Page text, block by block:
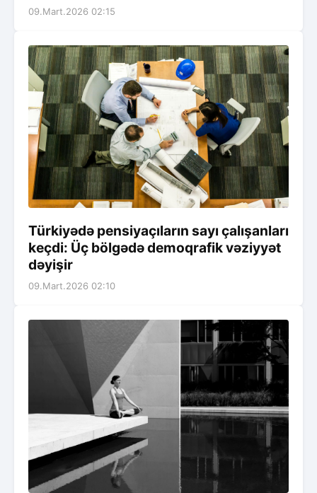
09.Mart.2026 02:15
Türkiyədə pensiyaçıların sayı çalışanları
keçdi: Üç bölgədə demoqrafik vəziyyət
dəyişir
09.Mart.2026 02:10